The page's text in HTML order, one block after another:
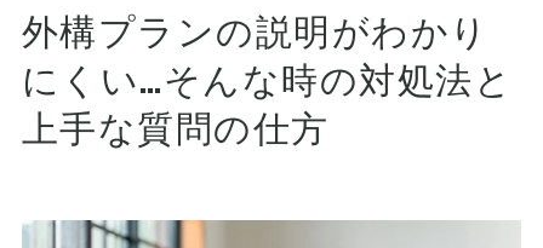
外構プランの説明がわかり
にくい…そんな時の対処法と
上手な質問の仕方